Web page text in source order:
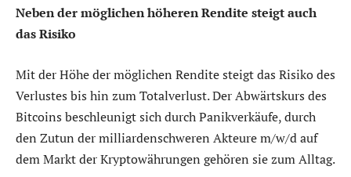
Neben der möglichen höheren Rendite steigt auch
das Risiko
Mit der Höhe der möglichen Rendite steigt das Risiko des
Verlustes bis hin zum Totalverlust. Der Abwärtskurs des
Bitcoins beschleunigt sich durch Panikverkäufe, durch
den Zutun der milliardenschweren Akteure m/w/d auf
dem Markt der Kryptowährungen gehören sie zum Alltag.